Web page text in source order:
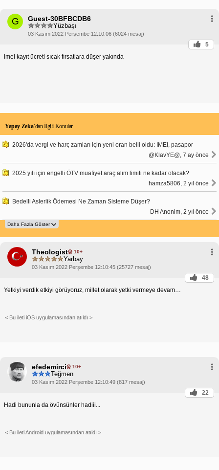
G Guest-30BFBCDB6
Yüzbaşı
03 Kasım 2022 Perşembe 12:10:06 (6024 mesaj)
5
imei kayıt ücreti sıcak fırsatlara düşer yakında
Yapay Zeka’dan İlgili Konular
2026'da vergi ve harç zamları için yeni oran belli oldu: IMEI, pasapor
@KlavYE@, 7 ay önce
2025 yılı için engelli ÖTV muafiyet araç alım limiti ne kadar olacak?
hamza5806, 2 yıl önce
Bedelli Aslerlik Ödemesi Ne Zaman Sisteme Düşer?
DH Anonim, 2 yıl önce
Theologist 10+
Yarbay
03 Kasım 2022 Perşembe 12:10:45 (25727 mesaj)
48
Yetkiyi verdik etkiyi görüyoruz, millet olarak yetki vermeye devam…
< Bu ileti iOS uygulamasından atıldı >
efedemirci 10+
Teğmen
03 Kasım 2022 Perşembe 12:10:49 (817 mesaj)
22
Hadi bununla da övünsünler hadiii...
< Bu ileti Android uygulamasından atıldı >